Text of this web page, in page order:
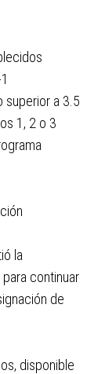
superior a 3.5
1, 2 o 3
la
continuar
de
disponible